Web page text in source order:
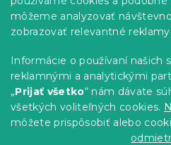
môžeme analyzovať
zobrazovať relevantné reklamy.
Informácie o používaní našich
reklamnými a analytickými
„Prijať všetko“ nám dávate
všetkých voliteľných cookies.
môžete prispôsobiť alebo
-5 % s kódom: